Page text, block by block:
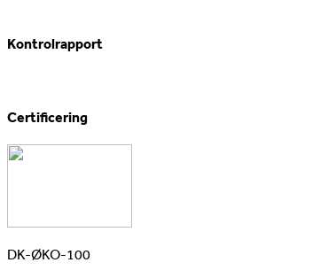
Kontrolrapport
Certificering
DK-ØKO-100